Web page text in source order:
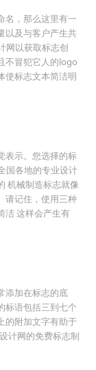
名，那么这里有一
以及与客户产生共
网以获取标志创
不冒犯它人的logo
使标志文本简洁明
表示。您选择的标
国各地的专业设计
机械制造标志就像
请记住，使用三种
洁 这样会产生有
添加在标志的底
标语包括三到七个
的附加文字有助于
计网的免费标志制